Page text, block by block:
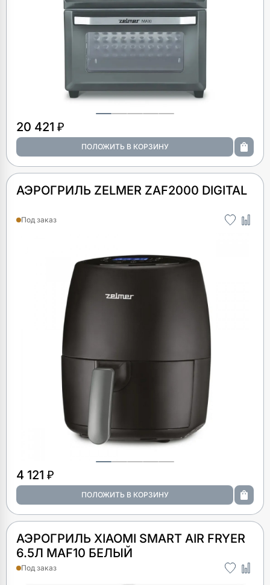
20 421 ₽
АЭРОГРИЛЬ ZELMER ZAF2000 DIGITAL
Под заказ
4 121 ₽
АЭРОГРИЛЬ XIAOMI SMART AIR FRYER
6.5Л MAF10 БЕЛЫЙ
Под заказ